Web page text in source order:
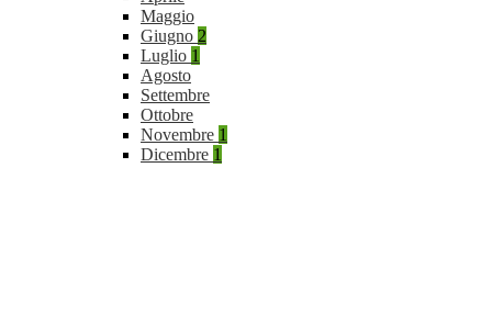
Maggio
Giugno 2
Luglio 1
Agosto
Settembre
Ottobre
Novembre 1
Dicembre 1